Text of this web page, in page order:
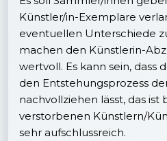
Künstler/in-Exemplare
eventuellen Unterschiede
machen den Künstlerin-
wertvoll. Es kann sein, dass
den Entstehungsprozess
nachvollziehen lässt, das ist
verstorbenen Künstlern/
sehr aufschlussreich.